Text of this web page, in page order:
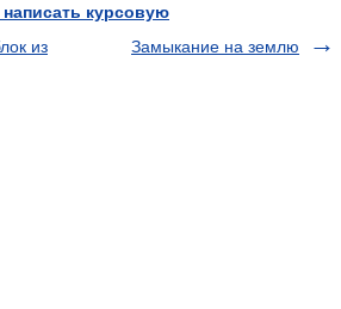
курсовую
из
Замыкание на землю